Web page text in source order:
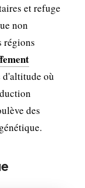
et refuge
non
régions
où
des